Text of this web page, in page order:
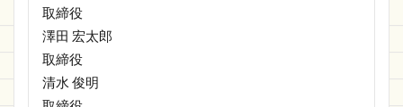
取締役
澤田 宏太郎
取締役
清水 俊明